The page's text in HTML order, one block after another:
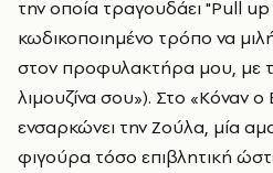
την οποία τραγουδάει "Pull
κωδικοποιημένο τρόπο να
στον προφυλακτήρα μου, με
λιμουζίνα σου»). Στο «Κόναν
ενσαρκώνει την Ζούλα, μία
φιγούρα τόσο επιβλητική